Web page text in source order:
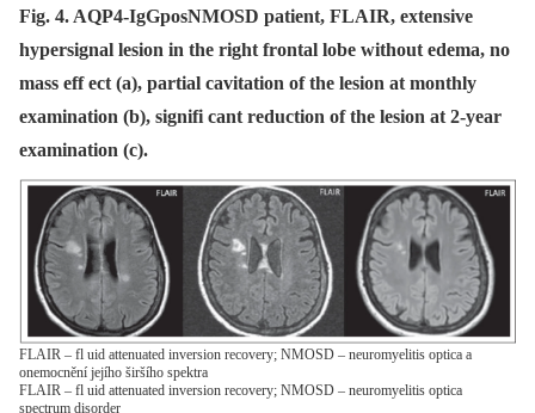
Fig. 4. AQP4-IgGposNMOSD patient, FLAIR, extensive
hypersignal lesion in the right frontal lobe without edema, no
mass eff ect (a), partial cavitation of the lesion at monthly
examination (b), signifi cant reduction of the lesion at 2-year
examination (c).
FLAIR – fl uid attenuated inversion recovery; NMOSD – neuromyelitis optica a
onemocnění jejího širšího spektra
FLAIR – fl uid attenuated inversion recovery; NMOSD – neuromyelitis optica
spectrum disorder